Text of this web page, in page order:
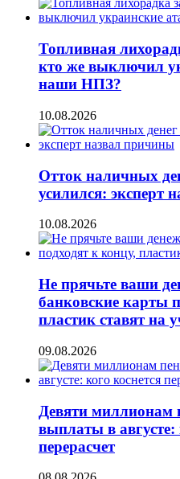
Топливная
кто же выключил
наши НПЗ?
10.08.2026
Отток наличных
усилился: эксперт
10.08.2026
Не прячьте ваши
банковские карты
пластик ставят на
09.08.2026
Девяти миллионам
выплаты в августе:
перерасчет